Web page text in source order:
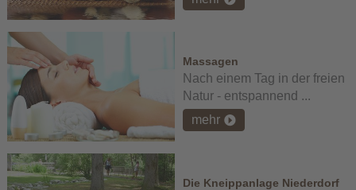
Massagen
Nach einem Tag in der freien
Natur - entspannend ...
mehr
Die Kneippanlage Niederdorf